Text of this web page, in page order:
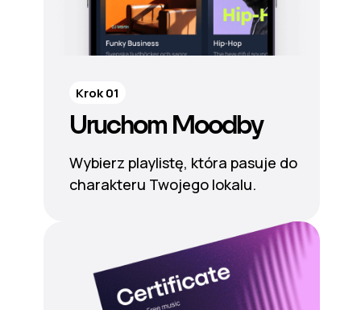
Uruchom Moodby
Wybierz playlistę, która pasuje do
charakteru Twojego lokalu.
Krok 01